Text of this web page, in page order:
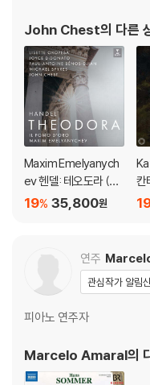
John Chest의 다른
Maxim Emelyanych
ev 헨델: 테오도라 (Ha
ndel: Theodora)
35,800원
19%
칸
아
연주
관심작가 알림
피아노 연주자
Marcelo Amaral의